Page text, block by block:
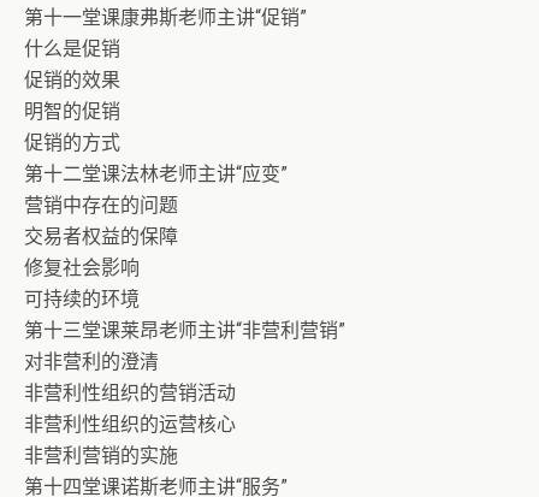
第十一堂课康弗斯老师主讲“促销”
什么是促销
促销的效果
明智的促销
促销的方式
第十二堂课法林老师主讲“应变”
营销中存在的问题
交易者权益的保障
修复社会影响
可持续的环境
第十三堂课莱昂老师主讲“非营利营销”
对非营利的澄清
非营利性组织的营销活动
非营利性组织的运营核心
非营利营销的实施
第十四堂课诺斯老师主讲“服务”